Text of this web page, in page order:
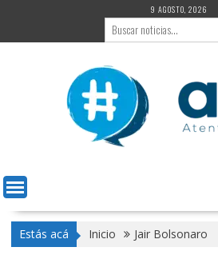
contenido
9 AGOSTO, 2026
Estás acá Inicio Jair Bolsonaro